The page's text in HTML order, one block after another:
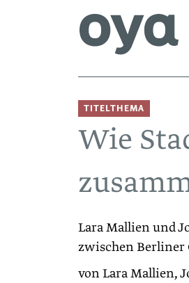
TITELTHEMA
Wie
Lara Mallien und
zwischen Berliner
von Lara Mallien,